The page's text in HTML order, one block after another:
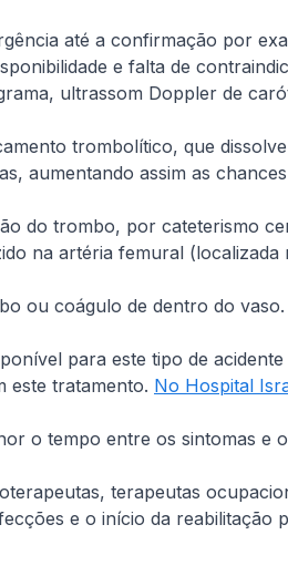
até a confirmação por
e falta de
ultrassom Doppler de
trombolítico, que
aumentando assim as
do trombo, por cateterismo
na artéria femural
ou coágulo de dentro do
para este tipo de
este tratamento. No Hospital
o tempo entre os sintomas e
terapeutas
e o início da reabilitação